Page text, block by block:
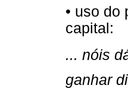
• uso do
capital:
... nóis
ganhar